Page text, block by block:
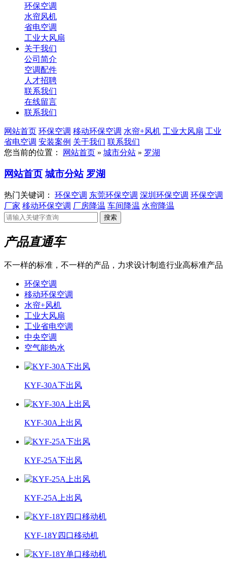
环保空调
水帘风机
省电空调
工业大风扇
关于我们
公司简介
空调配件
人才招聘
联系我们
在线留言
联系我们
网站首页 环保空调 移动环保空调 水帘+风机 工业大风扇 工业
省电空调 安装案例 关于我们 联系我们
您当前的位置：
网站首页 » 城市分站 » 罗湖
网站首页 城市分站 罗湖
热门关键词： 环保空调 东莞环保空调 深圳环保空调 环保空调
厂家 移动环保空调 厂房降温 车间降温 水帘降温
产品直通车
不一样的标准，不一样的产品，力求设计制造行业高标准产品
环保空调
移动环保空调
水帘+风机
工业大风扇
工业省电空调
中央空调
空气能热水
KYF-30A下出风
KYF-30A上出风
KYF-25A下出风
KYF-25A上出风
KYF-18Y四口移动机